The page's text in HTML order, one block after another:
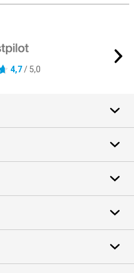
4,7/ 5,0